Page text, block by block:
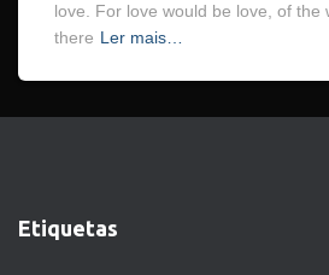
love. For love would be love, of the
there Ler mais…
Etiquetas